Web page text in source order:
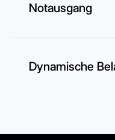
Notausgang
Dynamische